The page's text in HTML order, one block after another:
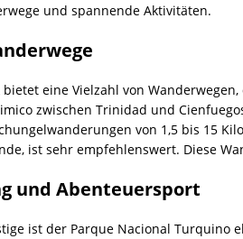
und spannende Aktivitäten.
eine Vielzahl von
zwischen Trinidad und
von 1,5 bis 15
ist sehr empfehlenswert. Diese
und Abenteuersport
ist der Parque Nacional Turquino